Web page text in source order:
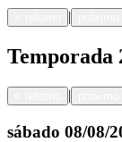
|
Temporada
|
sábado 08/08/